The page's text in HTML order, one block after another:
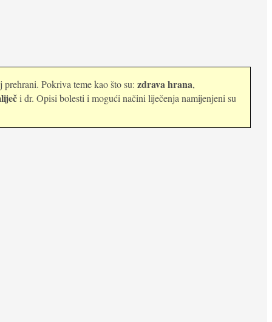
Pokriva teme kao što su: zdrava hrana,
i dr. Opisi bolesti i mogući načini liječenja namijenjeni su